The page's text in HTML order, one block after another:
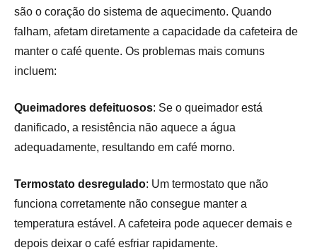
são o coração do sistema de aquecimento. Quando
falham, afetam diretamente a capacidade da cafeteira de
manter o café quente. Os problemas mais comuns
incluem:
Queimadores defeituosos: Se o queimador está
danificado, a resistência não aquece a água
adequadamente, resultando em café morno.
Termostato desregulado: Um termostato que não
funciona corretamente não consegue manter a
temperatura estável. A cafeteira pode aquecer demais e
depois deixar o café esfriar rapidamente.